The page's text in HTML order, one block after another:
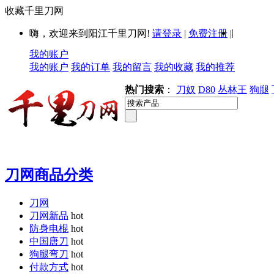
收藏千里刀网
嗨，欢迎来到阳江千里刀网! 请登录 | 免费注册 ||
我的账户
我的账户 我的订单 我的留言 我的收藏 我的推荐
热门搜索 ： 刀奴 D80 丛林王 狗腿
刀网商品分类
刀网
刀网新品 hot
防身电棍 hot
中国唐刀 hot
狗腿弯刀 hot
付款方式 hot